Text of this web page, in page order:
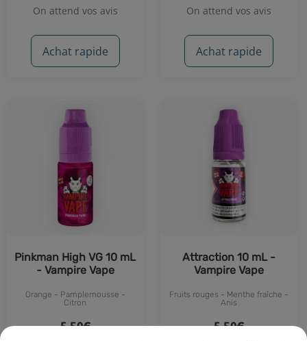
On attend vos avis
Achat rapide
On attend vos avis
Achat rapide
Pinkman High VG 10 mL
- Vampire Vape
Orange - Pamplemousse -
Citron
5,50€
Attraction 10 mL -
Vampire Vape
Fruits rouges - Menthe fraîche -
Anis
5,50€